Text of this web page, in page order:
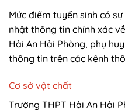
Mức điểm tuyển sinh có
nhật thông tin chính xác
Hải An Hải Phòng, phụ
thông tin trên các kênh
Cơ sở vật chất
Trường THPT Hải An Hải